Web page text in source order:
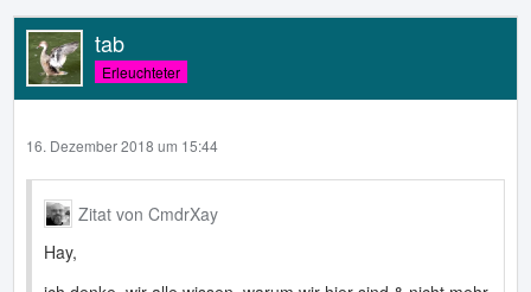
tab
Erleuchteter
16. Dezember 2018 um 15:44
Zitat von CmdrXay
Hay,